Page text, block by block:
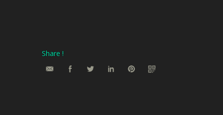
Share !